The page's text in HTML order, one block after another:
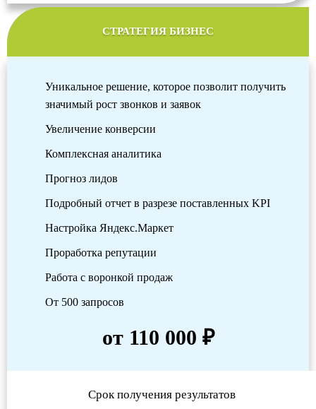
СТРАТЕГИЯ БИЗНЕС
Уникальное решение, которое позволит получить
значимый рост звонков и заявок
Увеличение конверсии
Комплексная аналитика
Прогноз лидов
Подробный отчет в разрезе поставленных KPI
Настройка Яндекс.Маркет
Проработка репутации
Работа с воронкой продаж
От 500 запросов
от 110 000 ₽
Срок получения результатов